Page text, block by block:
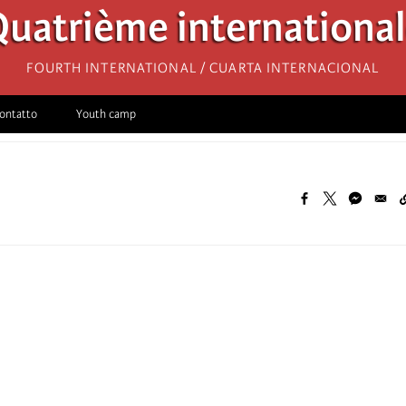
Fourth International / Cuarta Internacional
Youth camp